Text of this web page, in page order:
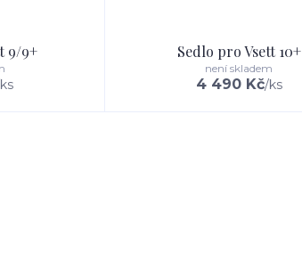
9/9+
ks
Sedlo pro Vsett 10+
4 490 Kč/ks
není skladem